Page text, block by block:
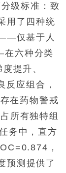
级标准：致
用了四种统
仅基于人
六种分类
提升、
应组合，
在药物警戒
所有独特组
务中，直方
，
预测提供了